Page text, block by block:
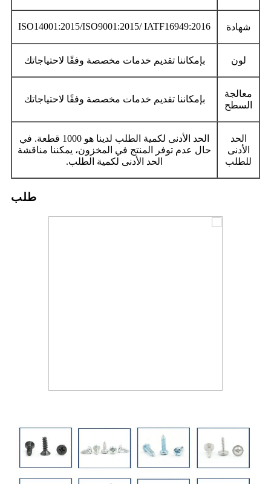
شهادة ISO14001:2015/ISO9001:2015/ IATF16949:2016
لون بإمكاننا تقديم خدمات مخصصة وفقًا لاحتياجاتك
معالجة
السطح
بإمكاننا تقديم خدمات مخصصة وفقًا لاحتياجاتك
الحد
الأدنى
للطلب
الحد الأدنى لكمية الطلب لدينا هو 1000 قطعة. في
حال عدم توفر المنتج في المخزون، يمكننا مناقشة
الحد الأدنى لكمية الطلب.
طلب